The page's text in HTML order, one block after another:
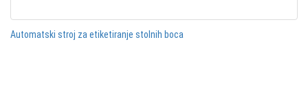
Automatski stroj za etiketiranje stolnih boca